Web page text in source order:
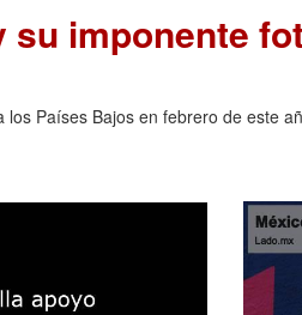
su imponente
los Países Bajos en febrero de este